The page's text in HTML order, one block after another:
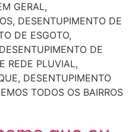
GERAL,
DESENTUPIMENTO DE
DE ESGOTO,
DE
REDE PLUVIAL,
DESENTUPIMENTO
TODOS OS BAIRROS